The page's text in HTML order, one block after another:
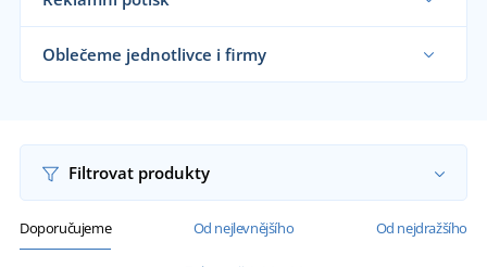
Na námi dodávaná reflexní trička vám natiskneme
motiv dle vašeho přání.
Chci vědět více
Oblečeme jednotlivce i firmy
Filtrovat produkty
Doporučujeme Od nejlevnějšího Od nejdražšího